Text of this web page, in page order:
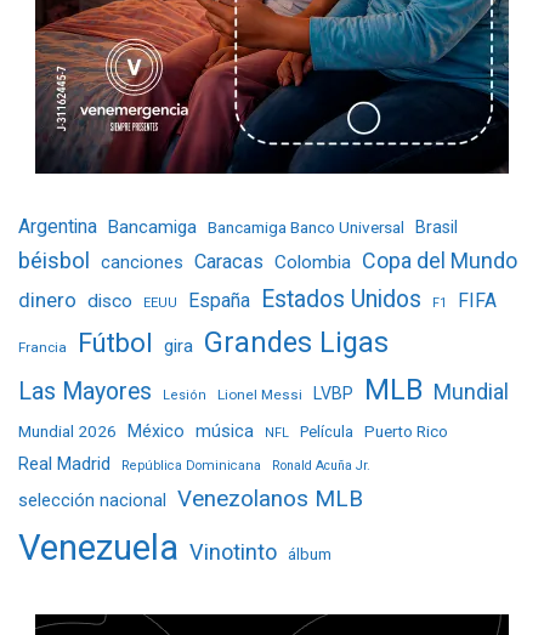
Argentina Bancamiga Bancamiga Banco Universal Brasil
béisbol canciones Caracas Colombia Copa del Mundo
dinero disco EEUU España Estados Unidos F1 FIFA
Francia Fútbol gira Grandes Ligas
Las Mayores Lesión Lionel Messi LVBP MLB Mundial
Mundial 2026 México música NFL Película Puerto Rico
Real Madrid República Dominicana Ronald Acuña Jr.
selección nacional Venezolanos MLB
Venezuela Vinotinto álbum